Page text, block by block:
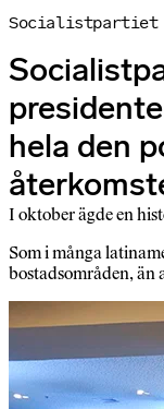
Socialistpartiet
hela den
I oktober ägde en
Som i många
bostadsområden, än